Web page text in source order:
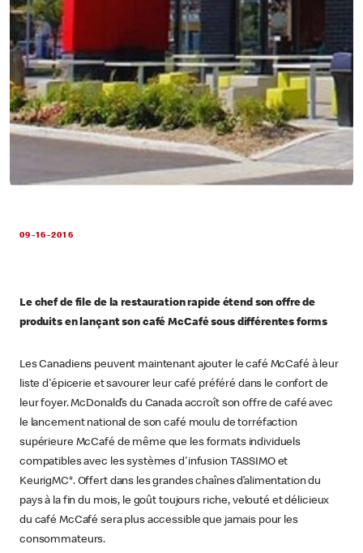
09-16-2016
Le chef de file de la restauration rapide étend son offre de
produits en lançant son café McCafé sous différentes forms
Les Canadiens peuvent maintenant ajouter le café McCafé à leur
liste d'épicerie et savourer leur café préféré dans le confort de
leur foyer. McDonald’s du Canada accroît son offre de café avec
le lancement national de son café moulu de torréfaction
supérieure McCafé de même que les formats individuels
compatibles avec les systèmes d'infusion TASSIMO et
KeurigMC*. Offert dans les grandes chaînes d’alimentation du
pays à la fin du mois, le goût toujours riche, velouté et délicieux
du café McCafé sera plus accessible que jamais pour les
consommateurs.